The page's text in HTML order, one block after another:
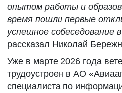
опытом работы и
время пошли первые
успешное собеседование в
рассказал Николай
Уже в марте 2026 года
трудоустроен в АО
специалиста по